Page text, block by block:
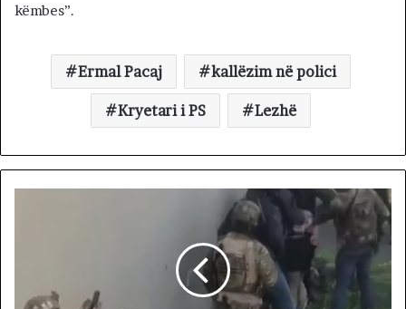
këmbes”.
Ermal Pacaj kallëzim në polici
Kryetari i PS Lezhë